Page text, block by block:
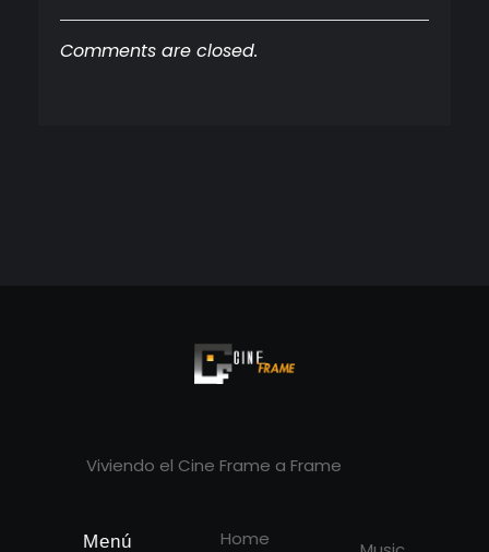
Comments are closed.
Viviendo el Cine Frame a Frame
Menú Home